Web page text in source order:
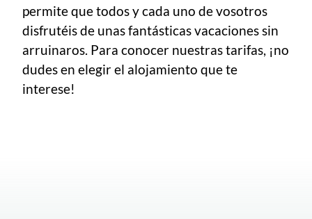
permite que todos y cada uno de vosotros
disfrutéis de unas fantásticas vacaciones sin
arruinaros. Para conocer nuestras tarifas, ¡no
dudes en elegir el alojamiento que te
interese!